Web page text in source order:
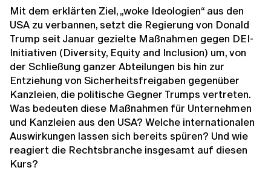
Mit dem erklärten Ziel, „woke Ideologien“ aus den
USA zu verbannen, setzt die Regierung von Donald
Trump seit Januar gezielte Maßnahmen gegen DEI-
Initiativen (Diversity, Equity and Inclusion) um, von
der Schließung ganzer Abteilungen bis hin zur
Entziehung von Sicherheitsfreigaben gegenüber
Kanzleien, die politische Gegner Trumps vertreten.
Was bedeuten diese Maßnahmen für Unternehmen
und Kanzleien aus den USA? Welche internationalen
Auswirkungen lassen sich bereits spüren? Und wie
reagiert die Rechtsbranche insgesamt auf diesen
Kurs?